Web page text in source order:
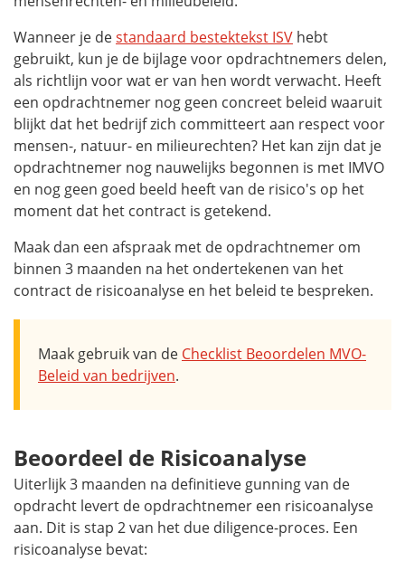
Wanneer je destandaard bestektekst ISV hebt
gebruikt, kun je de bijlage voor opdrachtnemers delen,
als richtlijn voor wat er van hen wordt verwacht. Heeft
een opdrachtnemer nog geen concreet beleid waaruit
blijkt dat het bedrijf zich committeert aan respect voor
mensen-, natuur- en milieurechten? Het kan zijn dat je
opdrachtnemer nog nauwelijks begonnen is met IMVO
en nog geen goed beeld heeft van de risico's op het
moment dat het contract is getekend.
Maak dan een afspraak met de opdrachtnemer om
binnen 3 maanden na het ondertekenen van het
contract de risicoanalyse en het beleid te bespreken.
Maak gebruik van de Checklist Beoordelen MVO-
Beleid van bedrijven.
Beoordeel de Risicoanalyse
Uiterlijk 3 maanden na definitieve gunning van de
opdracht levert de opdrachtnemer een risicoanalyse
aan. Dit is stap 2 van het due diligence-proces. Een
risicoanalyse bevat: